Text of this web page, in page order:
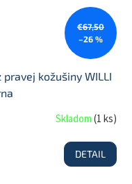
€67,50
–26 %
kožušiny WILLI
Skladom(1 ks)
DETAIL